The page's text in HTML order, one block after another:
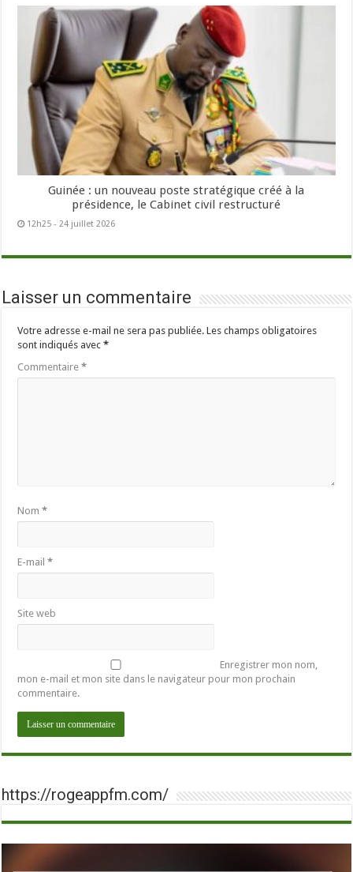
Guinée : un nouveau poste stratégique créé à la
présidence, le Cabinet civil restructuré
12h25 - 24 juillet 2026
Laisser un commentaire
Votre adresse e-mail ne sera pas publiée. Les champs obligatoires
sont indiqués avec*
Commentaire*
Nom*
E-mail*
Site web
Enregistrer mon nom,
mon e-mail et mon site dans le navigateur pour mon prochain
commentaire.
https://rogeappfm.com/